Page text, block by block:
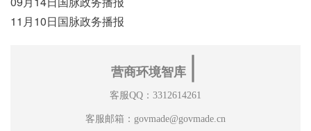
11月10日国脉政务播报
营商环境智库
客服QQ：3312614261
客服邮箱：govmade@govmade.cn